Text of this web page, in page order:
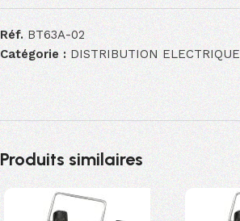
Réf.BT63A-02
Catégorie : DISTRIBUTION ELECTRIQUE
Produits similaires